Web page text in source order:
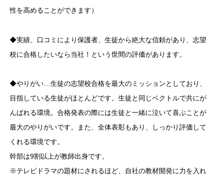
性を高めることができます）
◆実績、口コミにより保護者、生徒から絶大な信頼があり、志望
校に合格したいなら当社！という世間の評価があります。
◆やりがい…生徒の志望校合格を最大のミッションとしており、
目指している生徒がほとんどです。生徒と同じベクトルで共にが
んばれる環境。合格発表の際には生徒と一緒に泣いて喜ぶことが
最大のやりがいです。また、全体表彰もあり、しっかり評価して
くれる環境です。
幹部は9割以上が教師出身です。
※テレビドラマの題材にされるほど、自社の教材開発に力を入れ